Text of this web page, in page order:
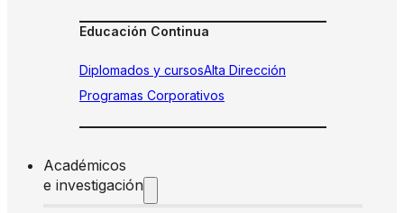
Educación Continua
Diplomados y cursosAlta Dirección
Programas Corporativos
Académicos
e investigación